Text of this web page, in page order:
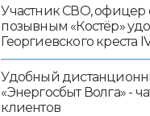
Участник СВО, офицер
позывным «Костёр»
Георгиевского креста
Удобный
«Энергосбыт Волга» -
клиентов